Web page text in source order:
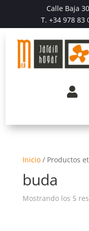
Calle Baja
T. +34 978 83

Inicio/ Productos
buda
Mostrando los 5